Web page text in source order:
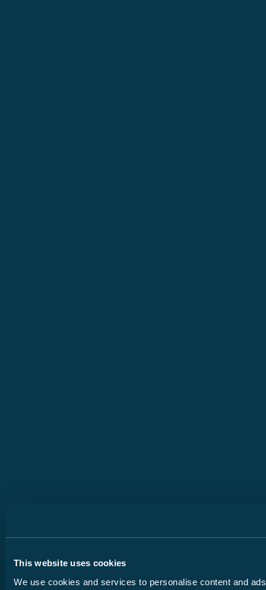
This website uses cookies
We use cookies and services to personalise content and